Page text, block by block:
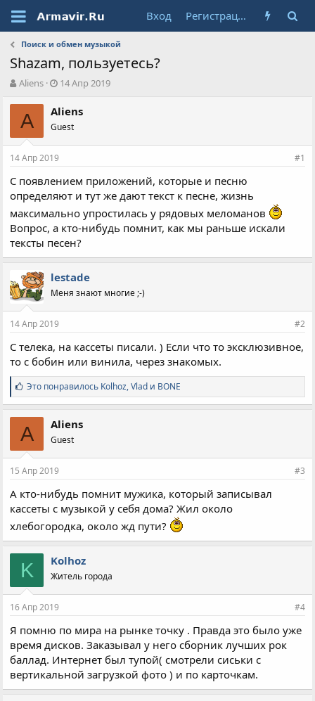
Вход Регистрация
Поиск и обмен музыкой
Shazam, пользуетесь?
А
т
о
т
е
ы
Aliens
Д
т
н
а
л
а
14 Апр 2019
A Aliens
Guest
14 Апр 2019 #1
С появлением приложений, которые и песню
определяют и тут же дают текст к песне, жизнь
максимально упростилась у рядовых меломанов
Вопрос, а кто-нибудь помнит, как мы раньше искали
тексты песен?
lestade
Меня знают многие ;-)
14 Апр 2019 #2
С телека, на кассеты писали. ) Если что то эксклюзивное,
то с бобин или винила, через знакомых.
С
и
м
п
а
т
и
:
Это понравилось Kolhoz,Vlad и BONE
A Aliens
Guest
15 Апр 2019 #3
А кто-нибудь помнит мужика, который записывал
кассеты с музыкой у себя дома? Жил около
хлебогородка, около жд пути?
K Kolhoz
Житель города
16 Апр 2019 #4
Я помню по мира на рынке точку . Правда это было уже
время дисков. Заказывал у него сборник лучших рок
баллад. Интернет был тупой( смотрели сиськи с
вертикальной загрузкой фото ) и по карточкам.